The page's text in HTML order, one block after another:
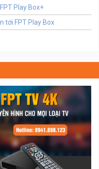
Play Box+
tới FPT Play Box